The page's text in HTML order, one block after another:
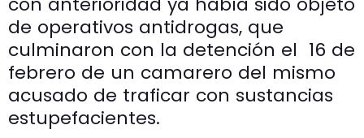
de operativos antidrogas, que
culminaron con la detención el 16 de
febrero de un camarero del mismo
acusado de traficar con sustancias
estupefacientes.